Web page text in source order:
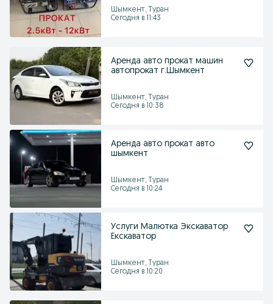
Шымкент, Туран
Сегодня в 11:43
Аренда авто прокат машин
автопрокат г.Шымкент
Шымкент, Туран
Сегодня в 10:38
Аренда авто прокат авто
шымкент
Шымкент, Туран
Сегодня в 10:24
Услуги Малютка Экскаватор
Екскаватор
Шымкент, Туран
Сегодня в 10:20